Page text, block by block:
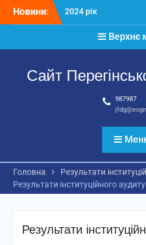
Новини:
2024 рік
Матеріали
Верхнє
Сайт
987987
Головна
Результати
Результати інституційного
Результати